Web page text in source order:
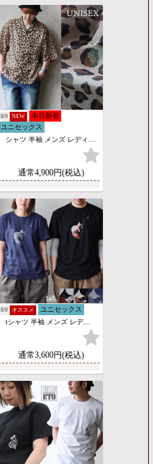
8/9 NEW
本日新着
ユニセックス
シャツ 半袖 メンズ レディース オープンカラー 開襟 総柄 レオパード ヒョウ柄 メッシュ 薄手 涼しい 軽い 重ね着 カ パティ (メール便50)
通常4,900円(税込)
8/9 オススメ
ユニセックス
tシャツ 半袖 メンズ レディース しっかり 丈夫 コットン 綿100％ カジュアル ネコ 猫 ストラト ギター 国内プリント SAIL セイル (メール便50)
通常3,600円(税込)